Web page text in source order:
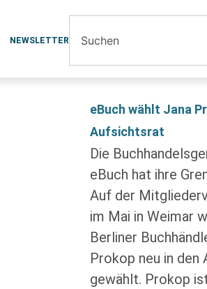
NEWSLETTER
eBuch wählt Jana
Aufsichtsrat
Die
eBuch hat ihre
Auf der
im Mai in Weimar
Berliner
Prokop neu in
gewählt. Prokop